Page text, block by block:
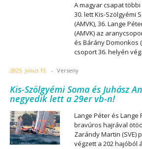
A magyar csapat
30. lett Kis-Szölgyémi
(AMVK), 36. Lange
(AMVK) az
és Bárány Domonkos
csoport 36. helyén
2025. július 13. - Verseny
Kis-Szölgyémi Soma és Juhász
negyedik lett a 29er vb-n!
Lange Péter és Lange
bravúros hajrával
Zarándy Martin (SVE)
végzett a 202 hajóból